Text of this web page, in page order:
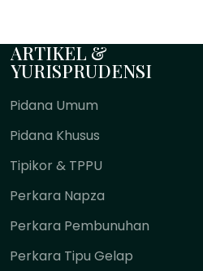
ARTIKEL &
YURISPRUDENSI
Pidana Umum
Pidana Khusus
Tipikor & TPPU
Perkara Napza
Perkara Pembunuhan
Perkara Tipu Gelap